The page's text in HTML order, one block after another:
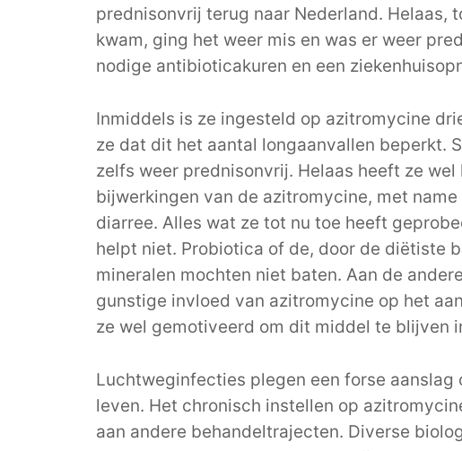
prednisonvrij terug naar Nederland. Helaas,
kwam, ging het weer mis en was er weer
nodige antibioticakuren en een
Inmiddels is ze ingesteld op azitromycine
ze dat dit het aantal longaanvallen beperkt.
zelfs weer prednisonvrij. Helaas heeft ze
bijwerkingen van de azitromycine, met
diarree. Alles wat ze tot nu toe heeft
helpt niet. Probiotica of de, door de diëtiste
mineralen mochten niet baten. Aan de
gunstige invloed van azitromycine op het
ze wel gemotiveerd om dit middel te blijven
Luchtweginfecties plegen een forse aanslag
leven. Het chronisch instellen op
aan andere behandeltrajecten. Diverse